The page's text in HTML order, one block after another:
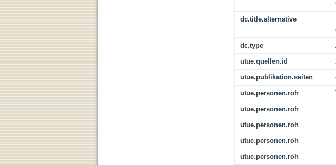
dc.title.alternative
dc.type
utue.quellen.id
utue.publikation.seiten
utue.personen.roh
utue.personen.roh
utue.personen.roh
utue.personen.roh
utue.personen.roh